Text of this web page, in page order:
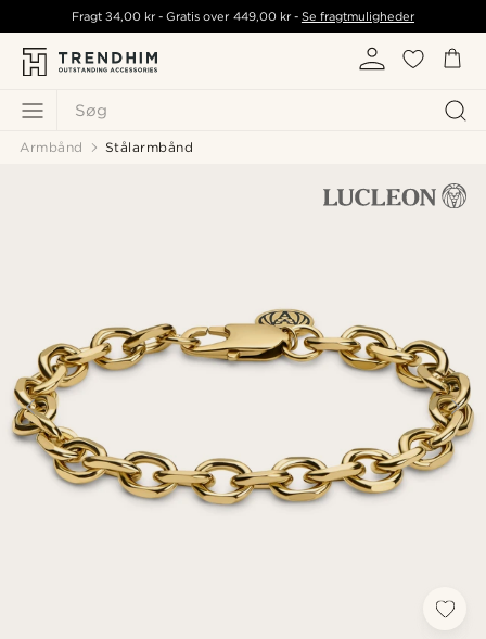
Søg
Fragt34,00 kr - Gratis over 449,00 kr- Se fragtmuligheder
Armbånd Stålarmbånd